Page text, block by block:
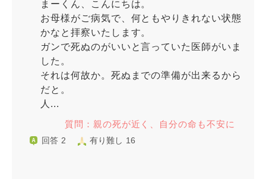
まーくん、こんにちは。
お母様がご病気で、何ともやりきれない状態
かなと拝察いたします。
ガンで死ぬのがいいと言っていた医師がいま
した。
それは何故か。死ぬまでの準備が出来るから
だと。
人...
質問：親の死が近く、自分の命も不安に
回答 2 有り難し 16